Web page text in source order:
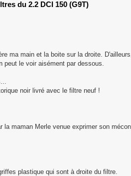
du 2.2 DCI 150 (G9T)
ma main et la boite sur la droite.
peut le voir aisément par dessous.
noir livré avec le filtre neuf !
la maman Merle venue exprimer son
plastique qui sont à droite du filtre.